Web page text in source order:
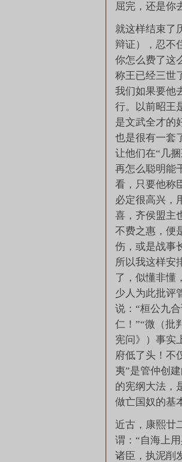
屈完，还是你
就这样结束了
辩证），忍不
你怎么费了这
称王已经三世
我们如果要他
行。以前昭王
是文武全才的
也是很有一套
让他们在“几
再怎么聪明能
看，只要他称
必定很高兴，
喜，齐侯盟主
不费之惠，便
伤，或是战事
所以我这样安
了，似懂非懂
少人为此批评
说：“桓公九
仁！”“微（批
宪问》）事实
府低了头！不
夷”是管仲创
的宪纲大法，
做亡国奴的基
近古，康熙廿
谓：“自海上
诸臣，执泥削